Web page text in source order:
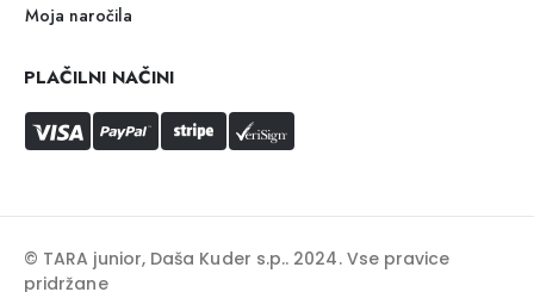
Moja naročila
PLAČILNI NAČINI
© TARA junior, Daša Kuder s.p.. 2024. Vse pravice
pridržane